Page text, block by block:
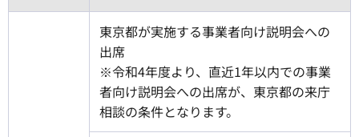
東京都が実施する事業者向け説明会への
出席
※令和4年度より、直近1年以内での事業
者向け説明会への出席が、東京都の来庁
相談の条件となります。